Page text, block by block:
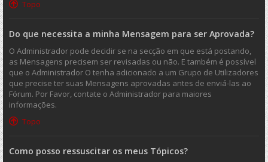
Topo
Do que necessita a minha Mensagem para ser Aprovada?
O Administrador pode decidir se na secção em que está postando,
as Mensagens precisem ser revisadas ou não. E também é possível
que o Administrador O tenha adicionado a um Grupo de Utilizadores
que precise ter suas Mensagens aprovadas antes de enviá-las ao
Fórum. Por Favor, contate o Administrador para maiores
informações.
Topo
Como posso ressuscitar os meus Tópicos?